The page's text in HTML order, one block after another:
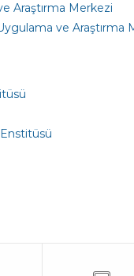
Araştırma Merkezi
ve Araştırma